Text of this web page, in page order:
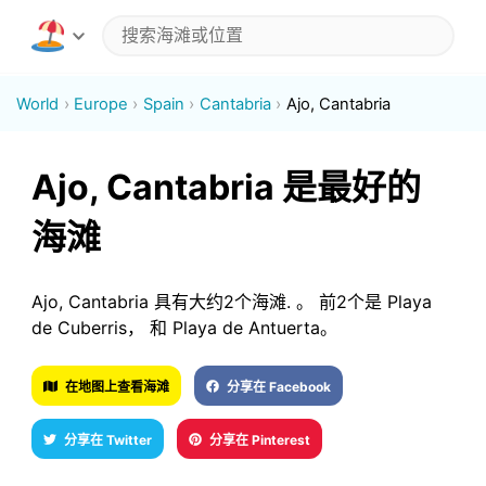
World Europe Spain Cantabria Ajo, Cantabria
Ajo, Cantabria 是最好的
海滩
Ajo, Cantabria 具有大约2个海滩. 。 前2个是 Playa
de Cuberris， 和 Playa de Antuerta。
在地图上查看海滩 分享在 Facebook
分享在 Twitter 分享在 Pinterest